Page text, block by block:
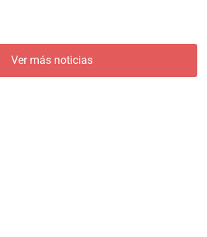
Ver más noticias